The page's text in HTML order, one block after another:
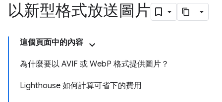
以新型格式放送圖片
這個頁面中的內容
為什麼要以 AVIF 或 WebP 格式提供圖片？
Lighthouse 如何計算可省下的費用